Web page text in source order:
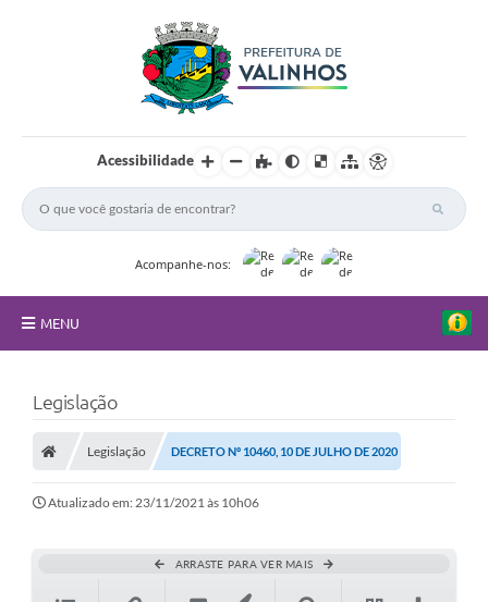
Acessibilidade
Acompanhe-nos:
MENU
Principal
Nossa Cidade
Secretarias
Legislação
Legislação DECRETO Nº 10460, 10 DE JULHO DE 2020
Atualizado em: 23/11/2021 às 10h06
ARRASTE PARA VER MAIS